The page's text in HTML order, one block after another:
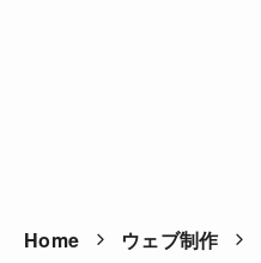
Home ウェブ制作